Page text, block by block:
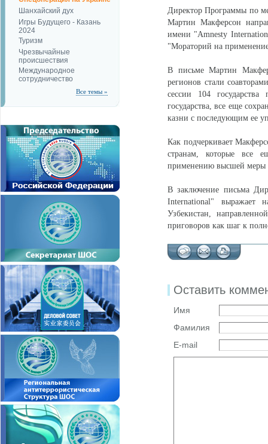
Шанхайский дух
Игры Будущего - Казань
2024
Туризм
Чрезвычайные
происшествия
Международное
сотрудничество
Все темы »
Директор Программы по
Мартин Макферсон
имени "Amnesty
"Мораторий на
В письме Мартин
регионов стали
сессии 104
государства, все еще
казни с последующим ее
Как подчеркивает
странам, которые все
применению высшей меры
В заключение письма
International" выражает
Узбекистан,
приговоров как шаг к
Оставить
Имя
Фамилия
E-mail